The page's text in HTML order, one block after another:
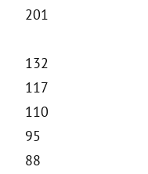
201
132
117
110
95
88